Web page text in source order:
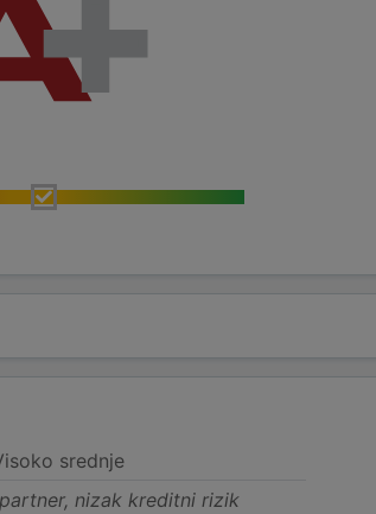
srednje
nizak kreditni rizik